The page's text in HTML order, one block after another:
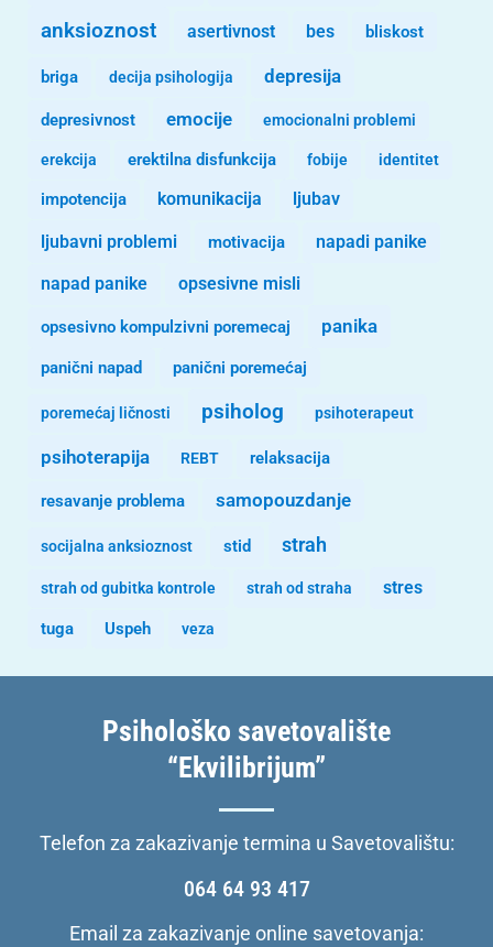
anksioznost asertivnost bes bliskost
briga decija psihologija depresija
depresivnost emocije emocionalni problemi
erekcija erektilna disfunkcija fobije identitet
impotencija komunikacija ljubav
ljubavni problemi motivacija napadi panike
napad panike opsesivne misli
opsesivno kompulzivni poremecaj panika
panični napad panični poremećaj
poremećaj ličnosti psiholog psihoterapeut
psihoterapija REBT relaksacija
resavanje problema samopouzdanje
socijalna anksioznost stid strah
strah od gubitka kontrole strah od straha stres
tuga Uspeh veza
Psihološko savetovalište
“Ekvilibrijum”
Telefon za zakazivanje termina u Savetovalištu:
064 64 93 417
Email za zakazivanje online savetovanja: